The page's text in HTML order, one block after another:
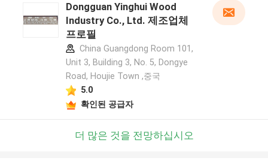
Dongguan Yinghui Wood
Industry Co., Ltd. 제조업체
프로필
China Guangdong Room 101,
Unit 3, Building 3, No. 5, Dongye
Road, Houjie Town ,중국
5.0
확인된 공급자
더 많은 것을 전망하십시오